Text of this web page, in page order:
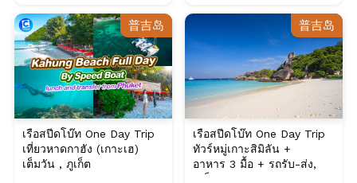
普吉岛
เรือสปีดโบ๊ท One Day Trip
เที่ยวหาดกาฮัง (เกาะเฮ)
เต็มวัน , ภูเก็ต
普吉岛
เรือสปีดโบ๊ท One Day Trip
ทัวร์หมู่เกาะสิมิลัน +
อาหาร 3 มื้อ + รถรับ-ส่ง,